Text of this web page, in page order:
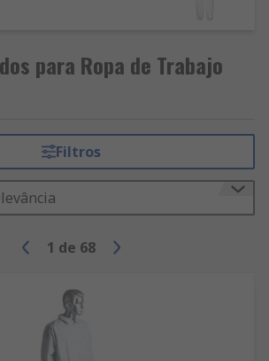
para Ropa de Trabajo
Filtros
1 de 68